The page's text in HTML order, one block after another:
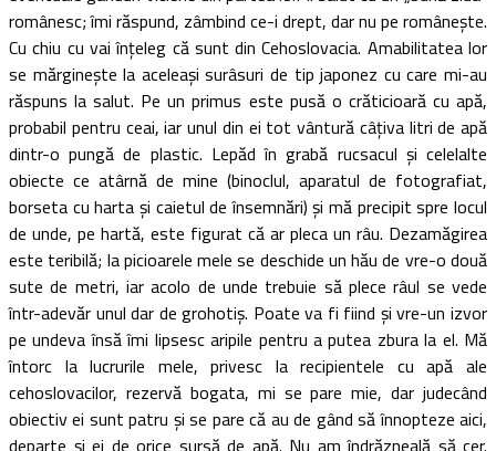
românesc; îmi răspund, zâmbind ce-i drept, dar nu pe româneşte.
Cu chiu cu vai înţeleg că sunt din Cehoslovacia. Amabilitatea lor
se mărgineşte la aceleaşi surâsuri de tip japonez cu care mi-au
răspuns la salut. Pe un primus este pusă o crăticioară cu apă,
probabil pentru ceai, iar unul din ei tot vântură câţiva litri de apă
dintr-o pungă de plastic. Lepăd în grabă rucsacul şi celelalte
obiecte ce atârnă de mine (binoclul, aparatul de fotografiat,
borseta cu harta şi caietul de însemnări) şi mă precipit spre locul
de unde, pe hartă, este figurat că ar pleca un râu. Dezamăgirea
este teribilă; la picioarele mele se deschide un hău de vre-o două
sute de metri, iar acolo de unde trebuie să plece râul se vede
într-adevăr unul dar de grohotiş. Poate va fi fiind şi vre-un izvor
pe undeva însă îmi lipsesc aripile pentru a putea zbura la el. Mă
întorc la lucrurile mele, privesc la recipientele cu apă ale
cehoslovacilor, rezervă bogata, mi se pare mie, dar judecând
obiectiv ei sunt patru şi se pare că au de gând să înnopteze aici,
departe şi ei de orice sursă de apă. Nu am îndrăzneală să cer.